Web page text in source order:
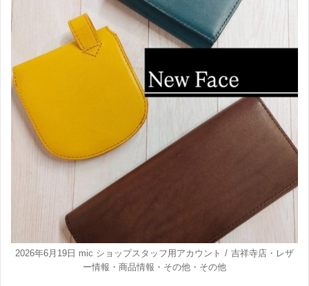
2026年6月19日 mic ショップスタッフ用アカウント 吉祥寺店 ・ レザ
ー情報 ・ 商品情報 ・ その他 ・ その他